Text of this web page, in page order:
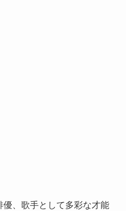
、歌手として多彩な才能